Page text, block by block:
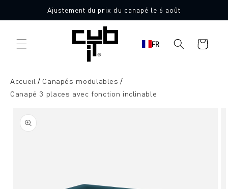
directement
au contenu
Ajustement du prix du canapé le 6 août
FR
Panier
d'achat
Accueil
Canapés modulables
Canapé 3 places avec fonction inclinable
l'information
sur le
produit
Fabriqué en Allemagne 🖤